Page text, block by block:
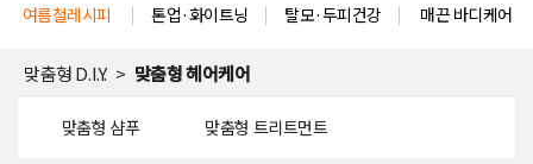
여름철레시피 톤업·화이트닝 탈모·두피건강 매끈 바디케어
맞춤형 D.I.Y. 맞춤형 헤어케어
맞춤형 샴푸 맞춤형 트리트먼트